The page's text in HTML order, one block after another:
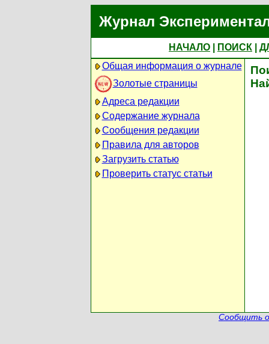
Журнал
НАЧАЛО ПОИСК
Общая информация о журнале
Золотые страницы
Адреса редакции
Содержание журнала
Сообщения редакции
Правила для авторов
Загрузить статью
Проверить статус статьи
Сообщить о